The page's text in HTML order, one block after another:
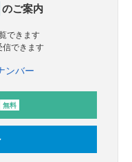
のご案内
できます
信できます
ンバー
無料